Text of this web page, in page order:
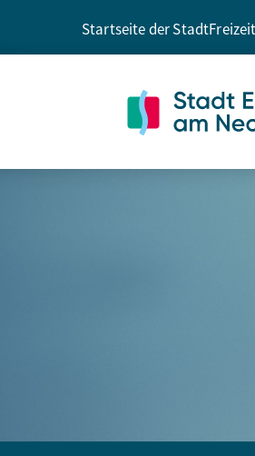
Startseite der Stadt